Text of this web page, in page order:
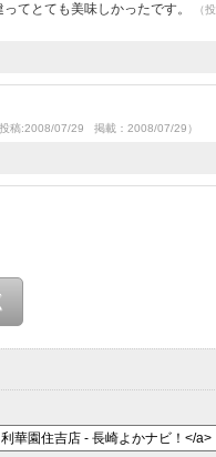
てとても美味しかったです。
（投
投稿:2008/07/29 掲載：2008/07/29）